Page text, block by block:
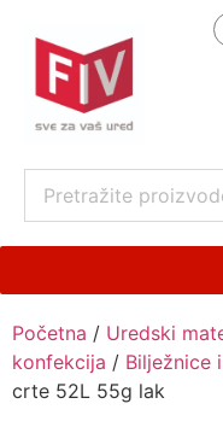
Početna / Uredski
konfekcija / Bilježnice
crte 52L 55g lak